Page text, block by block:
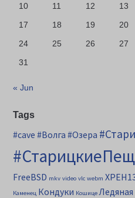
10
11 12 13
17
18 19 20
24
25 26 27
31
« Jun
Tags
#cave #Волга #Озера
FreeBSD mkv video vlc webm
Каменец Кондуки Кошице